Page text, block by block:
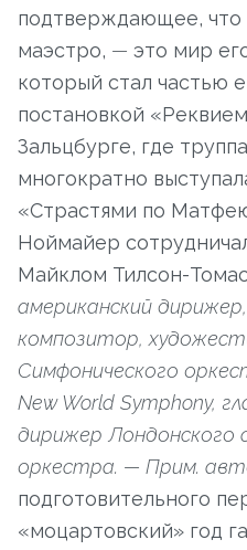
подтверждающее, что
маэстро, — это мир
который стал частью
постановкой
Зальцбурге, где
многократно
«Страстями по
Ноймайер
Майклом Тилсон-
американский
композитор,
Симфонического
New World Symphony,
дирижер Лондонского
оркестра. — Прим.
подготовительного
«моцартовский» год